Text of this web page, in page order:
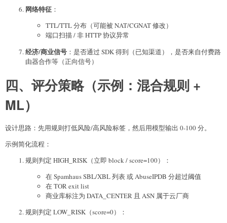
网络特征 ：
TTL/TTL 分布（可能被 NAT/CGNAT 修改）
端口扫描 / 非 HTTP 协议异常
经济/商业信号 ：是否通过 SDK 得到（已知渠道），是否来自付费路
由器合作等（正向信号）
四、评分策略（示例：混合规则 +
ML）
设计思路：先用规则打低风险/高风险标签，然后用模型输出 0-100 分。
示例简化流程：
规则判定 HIGH_RISK（立即 block / score=100）：
在 Spamhaus SBL/XBL 列表 或 AbuseIPDB 分超过阈值
在 TOR exit list
商业库标注为 DATA_CENTER 且 ASN 属于云厂商
规则判定 LOW_RISK（score=0）：